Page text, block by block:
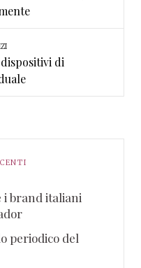
di
i brand italiani
periodico del